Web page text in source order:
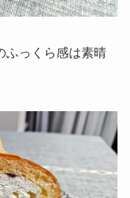
ふっくら感は素晴